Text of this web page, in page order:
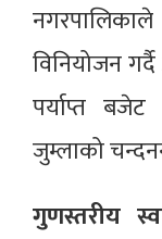
विनियोजन
पर्याप्त
जुम्लाको
गुणस्तरीय